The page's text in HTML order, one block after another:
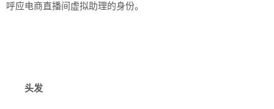
呼应电商直播间虚拟助理的身份。
头发